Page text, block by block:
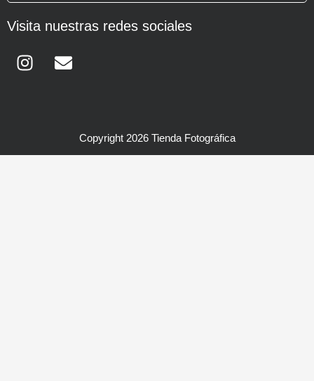
Visita nuestras redes sociales
InstagramEnvelope
Copyright 2026 Tienda Fotográfica